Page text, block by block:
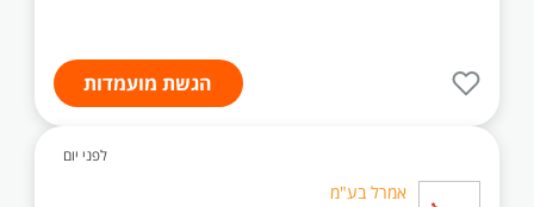
הגשת מועמדות
לפני יום
אמרל בע"מ